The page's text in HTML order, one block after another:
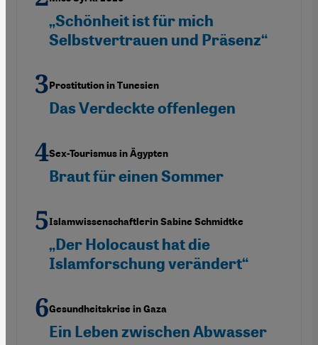
„Schönheit ist für mich
Selbstvertrauen und Präsenz“
Prostitution in Tunesien
Das Verdeckte offenlegen
Sex-Tourismus in Ägypten
Braut für einen Sommer
Islamwissenschaftlerin Sabine Schmidtke
„Der Holocaust hat die
Islamforschung verändert“
Gesundheitskrise in Gaza
Ein Leben zwischen Abwasser